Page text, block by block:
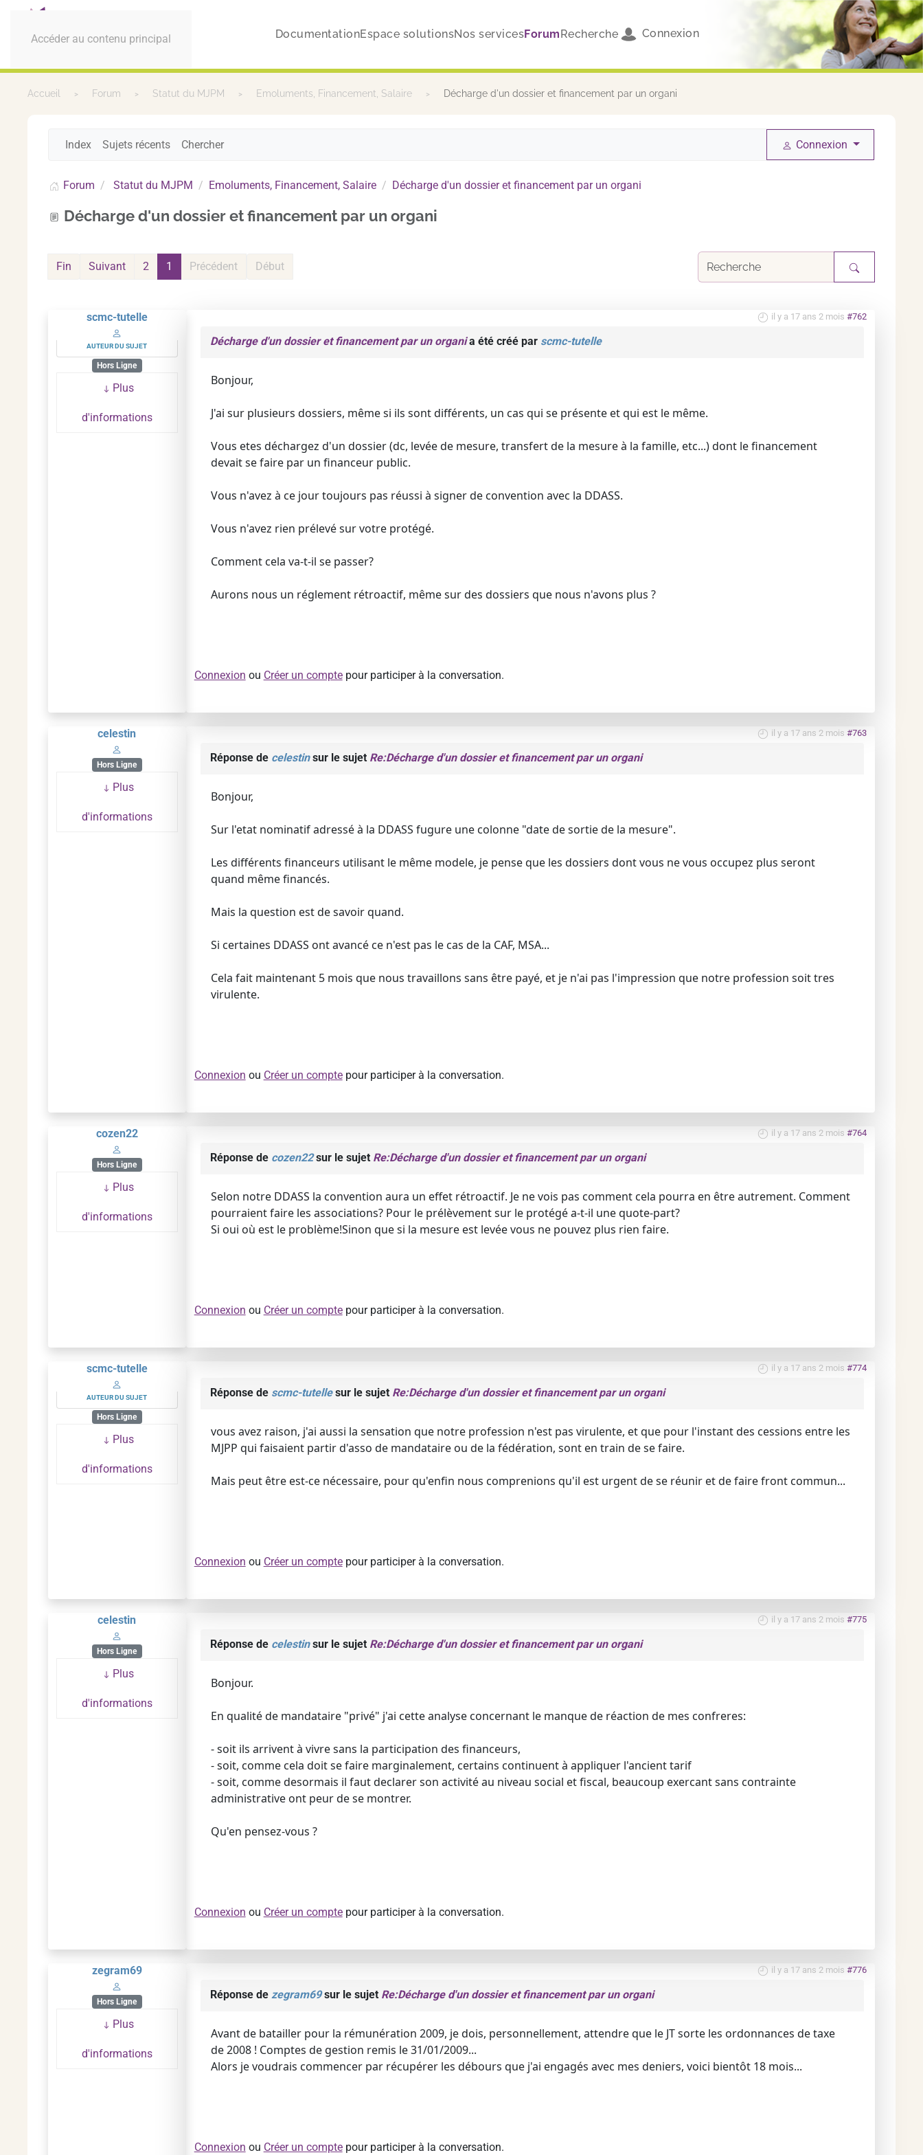
Accéder au contenu principal DocumentationEspace solutionsNos servicesForumRecherche Connexion
Accueil Forum Statut du MJPM Emoluments, Financement, Salaire Décharge d'un dossier et financement par un organi
Index Sujets récents Chercher Connexion
Forum Statut du MJPM Emoluments, Financement, Salaire Décharge d'un dossier et financement par un organi
Décharge d'un dossier et financement par un organi
Début
Précédent
1
2
Suivant
Fin
scmc-tutelle
AUTEUR DU SUJET
Hors Ligne
Plus
d'informations
il y a 17 ans 2 mois #762
Décharge d'un dossier et financement par un organia été créé par scmc-tutelle
Bonjour,
J'ai sur plusieurs dossiers, même si ils sont différents, un cas qui se présente et qui est le même.
Vous etes déchargez d'un dossier (dc, levée de mesure, transfert de la mesure à la famille, etc...) dont le financement
devait se faire par un financeur public.
Vous n'avez à ce jour toujours pas réussi à signer de convention avec la DDASS.
Vous n'avez rien prélevé sur votre protégé.
Comment cela va-t-il se passer?
Aurons nous un réglement rétroactif, même sur des dossiers que nous n'avons plus ?
Connexion ou Créer un comptepour participer à la conversation.
celestin
Hors Ligne
Plus
d'informations
il y a 17 ans 2 mois #763
Réponse de celestinsur le sujet Re:Décharge d'un dossier et financement par un organi
Bonjour,
Sur l'etat nominatif adressé à la DDASS fugure une colonne "date de sortie de la mesure".
Les différents financeurs utilisant le même modele, je pense que les dossiers dont vous ne vous occupez plus seront
quand même financés.
Mais la question est de savoir quand.
Si certaines DDASS ont avancé ce n'est pas le cas de la CAF, MSA...
Cela fait maintenant 5 mois que nous travaillons sans être payé, et je n'ai pas l'impression que notre profession soit tres
virulente.
Connexion ou Créer un comptepour participer à la conversation.
cozen22
Hors Ligne
Plus
d'informations
il y a 17 ans 2 mois #764
Réponse de cozen22sur le sujet Re:Décharge d'un dossier et financement par un organi
Selon notre DDASS la convention aura un effet rétroactif. Je ne vois pas comment cela pourra en être autrement. Comment
pourraient faire les associations? Pour le prélèvement sur le protégé a-t-il une quote-part?
Si oui où est le problème!Sinon que si la mesure est levée vous ne pouvez plus rien faire.
Connexion ou Créer un comptepour participer à la conversation.
scmc-tutelle
AUTEUR DU SUJET
Hors Ligne
Plus
d'informations
il y a 17 ans 2 mois #774
Réponse de scmc-tutellesur le sujet Re:Décharge d'un dossier et financement par un organi
vous avez raison, j'ai aussi la sensation que notre profession n'est pas virulente, et que pour l'instant des cessions entre les
MJPP qui faisaient partir d'asso de mandataire ou de la fédération, sont en train de se faire.
Mais peut être est-ce nécessaire, pour qu'enfin nous comprenions qu'il est urgent de se réunir et de faire front commun...
Connexion ou Créer un comptepour participer à la conversation.
celestin
Hors Ligne
Plus
d'informations
il y a 17 ans 2 mois #775
Réponse de celestinsur le sujet Re:Décharge d'un dossier et financement par un organi
Bonjour.
En qualité de mandataire "privé" j'ai cette analyse concernant le manque de réaction de mes confreres:
- soit ils arrivent à vivre sans la participation des financeurs,
- soit, comme cela doit se faire marginalement, certains continuent à appliquer l'ancient tarif
- soit, comme desormais il faut declarer son activité au niveau social et fiscal, beaucoup exercant sans contrainte
administrative ont peur de se montrer.
Qu'en pensez-vous ?
Connexion ou Créer un comptepour participer à la conversation.
zegram69
Hors Ligne
Plus
d'informations
il y a 17 ans 2 mois #776
Réponse de zegram69sur le sujet Re:Décharge d'un dossier et financement par un organi
Avant de batailler pour la rémunération 2009, je dois, personnellement, attendre que le JT sorte les ordonnances de taxe
de 2008 ! Comptes de gestion remis le 31/01/2009...
Alors je voudrais commencer par récupérer les débours que j'ai engagés avec mes deniers, voici bientôt 18 mois...
Connexion ou Créer un comptepour participer à la conversation.